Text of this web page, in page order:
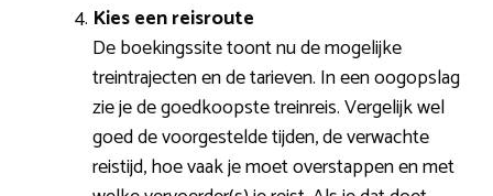
Kies een reisroute
De boekingssite toont nu de mogelijke
treintrajecten en de tarieven. In een oogopslag
zie je de goedkoopste treinreis. Vergelijk wel
goed de voorgestelde tijden, de verwachte
reistijd, hoe vaak je moet overstappen en met